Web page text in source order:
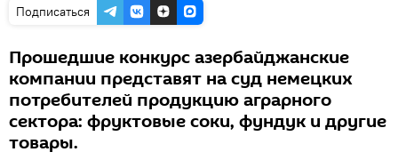
Подписаться
Прошедшие конкурс азербайджанские
компании представят на суд немецких
потребителей продукцию аграрного
сектора: фруктовые соки, фундук и другие
товары.